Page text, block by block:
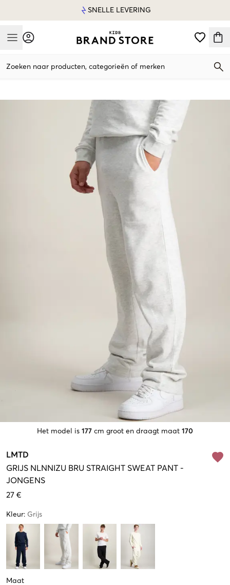
SNELLE LEVERING
Mobile Menu
Zoeken naar producten, categorieën of merken
Het model is 177 cm groot en draagt maat 170
LMTD
GRIJS NLNNIZU BRU STRAIGHT SWEAT PANT -
JONGENS
27 €
Kleur: Grijs
Maat